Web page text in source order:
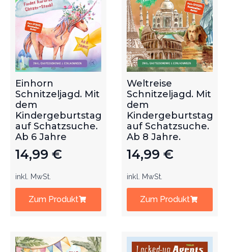
Einhorn
Schnitzeljagd. Mit
dem
Kindergeburtstag
auf Schatzsuche.
Ab 6 Jahre
14,99 €
inkl. MwSt.
Zum Produkt
Weltreise
Schnitzeljagd. Mit
dem
Kindergeburtstag
auf Schatzsuche.
Ab 8 Jahre.
14,99 €
inkl. MwSt.
Zum Produkt